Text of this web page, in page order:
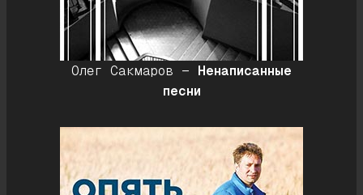
Олег Сакмаров — Ненаписанные
песни